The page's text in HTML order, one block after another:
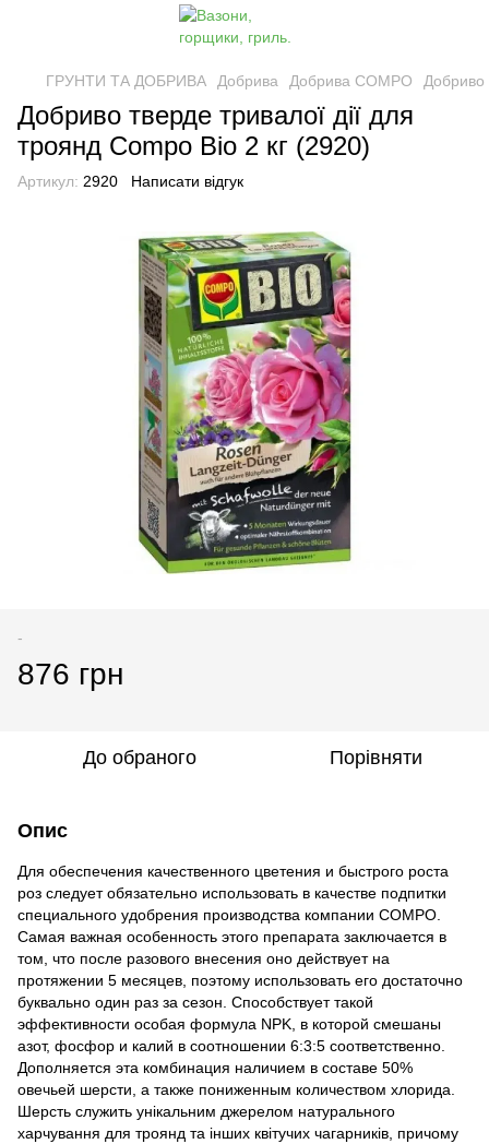
ГРУНТИ ТА ДОБРИВА Добрива Добрива COMPO Добриво
Добриво тверде тривалої дії для
троянд Compo Bio 2 кг (2920)
Артикул: 2920 Написати відгук
-
876 грн
До обраного Порівняти
Опис
Для обеспечения качественного цветения и быстрого роста
роз следует обязательно использовать в качестве подпитки
специального удобрения производства компании COMPO.
Самая важная особенность этого препарата заключается в
том, что после разового внесения оно действует на
протяжении 5 месяцев, поэтому использовать его достаточно
буквально один раз за сезон. Способствует такой
эффективности особая формула NPK, в которой смешаны
азот, фосфор и калий в соотношении 6:3:5 соответственно.
Дополняется эта комбинация наличием в составе 50%
овечьей шерсти, а также пониженным количеством хлорида.
Шерсть служить унікальним джерелом натурального
харчування для троянд та інших квітучих чагарників, причому